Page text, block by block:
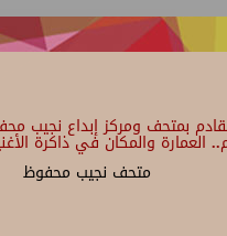
بمتحف ومركز إبداع نجيب
العمارة والمكان في ذاكرة
متحف نجيب محفوظ